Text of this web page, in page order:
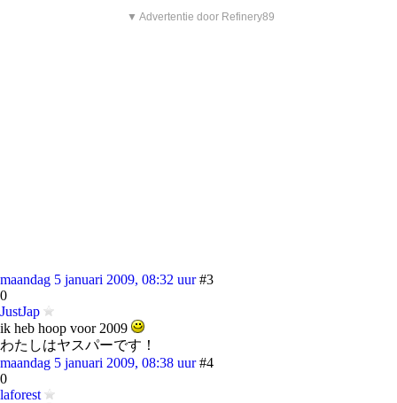
▼ Advertentie door Refinery89
maandag 5 januari 2009, 08:32 uur #3
0
JustJap
ik heb hoop voor 2009
わたしはヤスパーです！
maandag 5 januari 2009, 08:38 uur #4
0
laforest